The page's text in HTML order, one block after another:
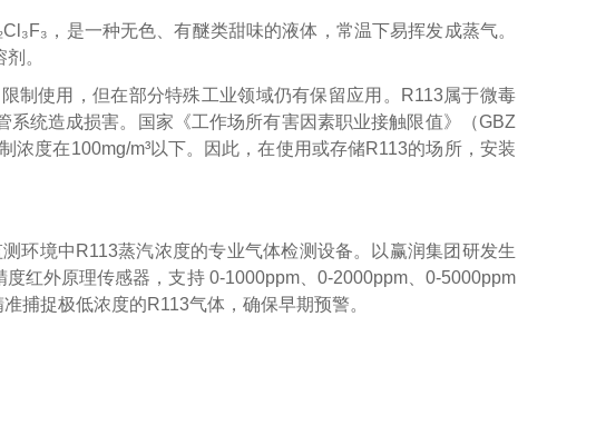
，是一种无色、有醚类甜味的液体，常温下易挥发成蒸气。
。
制使用，但在部分特殊工业领域仍有保留应用。R113属于微毒
统造成损害。国家《工作场所有害因素职业接触限值》（GBZ
度在100mg/m³以下。因此，在使用或存储R113的场所，安装
环境中R113蒸汽浓度的专业气体检测设备。以赢润集团研发生
红外原理传感器，支持 0-1000ppm、0-2000ppm、0-5000ppm
捕捉极低浓度的R113气体，确保早期预警。